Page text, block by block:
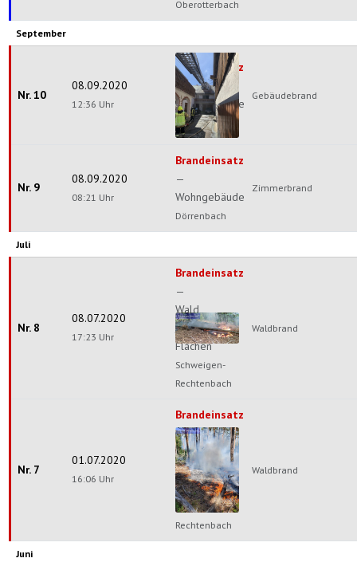
Oberotterbach
September
Nr. 10
08.09.2020
12:36 Uhr
Brandeinsatz
—
Wohngebäude
Barbelroth
Gebäudebrand
Nr. 9
08.09.2020
08:21 Uhr
Brandeinsatz
—
Wohngebäude
Dörrenbach
Zimmerbrand
Juli
Nr. 8
08.07.2020
17:23 Uhr
Brandeinsatz
—
Wald
/
Flächen
Schweigen-
Rechtenbach
Waldbrand
Nr. 7
01.07.2020
16:06 Uhr
Brandeinsatz
—
Wald
/
Flächen
Schweigen-
Rechtenbach
Waldbrand
Juni